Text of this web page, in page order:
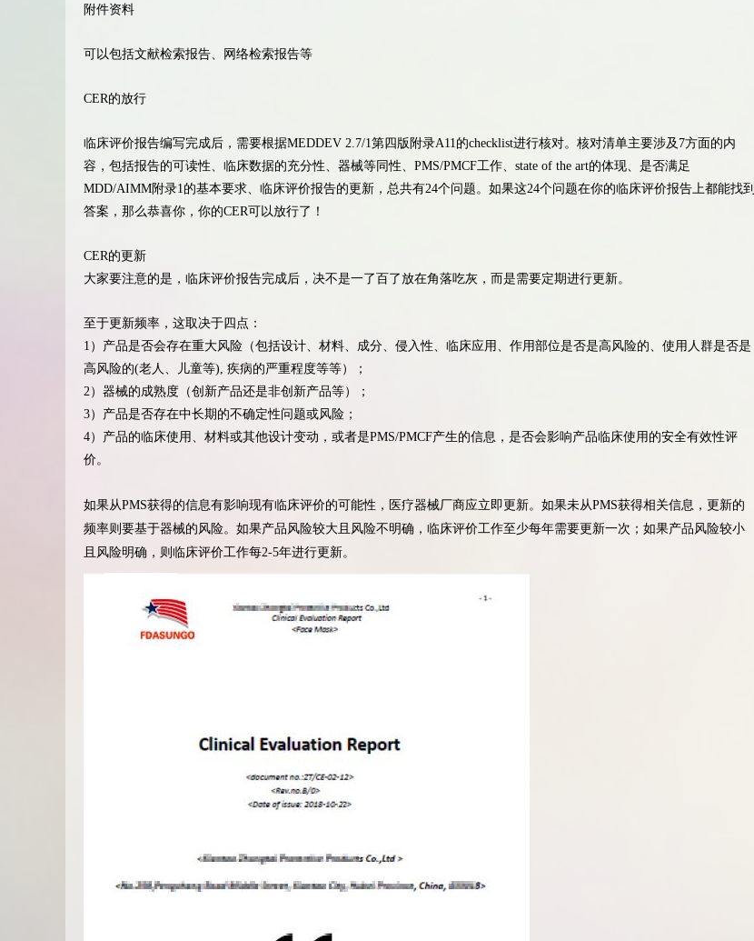
附件资料
可以包括文献检索报告、网络检索报告等
CER的放行
临床评价报告编写完成后，需要根据MEDDEV 2.7/1第四版附录A11的checklist进行核对。核对清单主要涉及7方面的内
容，包括报告的可读性、临床数据的充分性、器械等同性、PMS/PMCF工作、state of the art的体现、是否满足
MDD/AIMM附录1的基本要求、临床评价报告的更新，总共有24个问题。如果这24个问题在你的临床评价报告上都能找到
答案，那么恭喜你，你的CER可以放行了！
CER的更新
大家要注意的是，临床评价报告完成后，决不是一了百了放在角落吃灰，而是需要定期进行更新。
至于更新频率，这取决于四点：
1）产品是否会存在重大风险（包括设计、材料、成分、侵入性、临床应用、作用部位是否是高风险的、使用人群是否是
高风险的(老人、儿童等), 疾病的严重程度等等）；
2）器械的成熟度（创新产品还是非创新产品等）；
3）产品是否存在中长期的不确定性问题或风险；
4）产品的临床使用、材料或其他设计变动，或者是PMS/PMCF产生的信息，是否会影响产品临床使用的安全有效性评
价。
如果从PMS获得的信息有影响现有临床评价的可能性，医疗器械厂商应立即更新。如果未从PMS获得相关信息，更新的
频率则要基于器械的风险。如果产品风险较大且风险不明确，临床评价工作至少每年需要更新一次；如果产品风险较小
且风险明确，则临床评价工作每2-5年进行更新。